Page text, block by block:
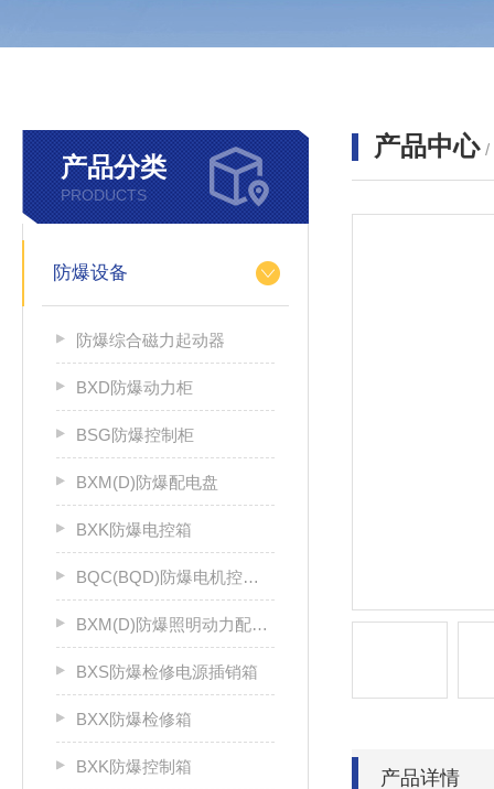
产品分类
PRODUCTS
防爆设备
防爆综合磁力起动器
BXD防爆动力柜
BSG防爆控制柜
BXM(D)防爆配电盘
BXK防爆电控箱
BQC(BQD)防爆电机控制器
BXM(D)防爆照明动力配电箱
BXS防爆检修电源插销箱
BXX防爆检修箱
BXK防爆控制箱
产品中心 /
产品详情